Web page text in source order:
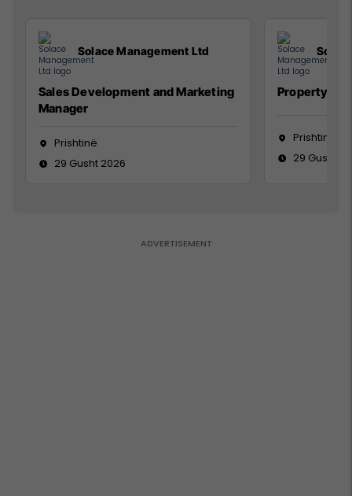
Solace Management Ltd
Sales Development and Marketing
Manager
Prishtinë
29 Gusht 2026
Property
Prishtinë
29 Gusht